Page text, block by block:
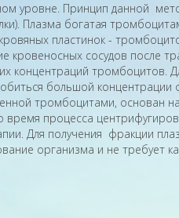
уровне. Принцип данной
Плазма богатая
пластинок -
сосудов после
тромбоцитов.
большой концентрации
тромбоцитами, основан
процесса
Для получения фракции
организма и не требует